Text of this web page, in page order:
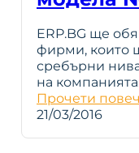
ERP.BG ще
фирми, които
сребърни
на
Прочети
21/03/2016